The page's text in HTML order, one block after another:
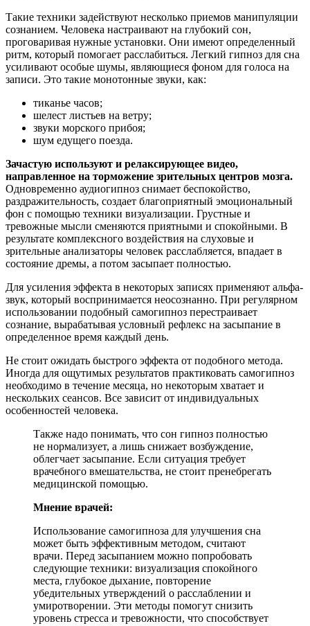
Такие техники задействуют несколько приемов манипуляции
сознанием. Человека настраивают на глубокий сон,
проговаривая нужные установки. Они имеют определенный
ритм, который помогает расслабиться. Легкий гипноз для сна
усиливают особые шумы, являющиеся фоном для голоса на
записи. Это такие монотонные звуки, как:
тиканье часов;
шелест листьев на ветру;
звуки морского прибоя;
шум едущего поезда.
Зачастую используют и релаксирующее видео,
направленное на торможение зрительных центров мозга.
Одновременно аудиогипноз снимает беспокойство,
раздражительность, создает благоприятный эмоциональный
фон с помощью техники визуализации. Грустные и
тревожные мысли сменяются приятными и спокойными. В
результате комплексного воздействия на слуховые и
зрительные анализаторы человек расслабляется, впадает в
состояние дремы, а потом засыпает полностью.
Для усиления эффекта в некоторых записях применяют альфа-
звук, который воспринимается неосознанно. При регулярном
использовании подобный самогипноз перестраивает
сознание, вырабатывая условный рефлекс на засыпание в
определенное время каждый день.
Не стоит ожидать быстрого эффекта от подобного метода.
Иногда для ощутимых результатов практиковать самогипноз
необходимо в течение месяца, но некоторым хватает и
нескольких сеансов. Все зависит от индивидуальных
особенностей человека.
Также надо понимать, что сон гипноз полностью
не нормализует, а лишь снижает возбуждение,
облегчает засыпание. Если ситуация требует
врачебного вмешательства, не стоит пренебрегать
медицинской помощью.
Мнение врачей:
Использование самогипноза для улучшения сна
может быть эффективным методом, считают
врачи. Перед засыпанием можно попробовать
следующие техники: визуализация спокойного
места, глубокое дыхание, повторение
убедительных утверждений о расслаблении и
умиротворении. Эти методы помогут снизить
уровень стресса и тревожности, что способствует